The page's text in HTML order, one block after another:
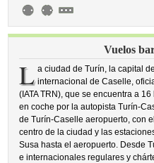
Vuelos
L a ciudad de Turín, la capital
internacional de Caselle,
(IATA TRN), que se encuentra a
en coche por la autopista Turín-
de Turín-Caselle aeropuerto, con
centro de la ciudad y las
Susa hasta el aeropuerto. Desde
e internacionales regulares y